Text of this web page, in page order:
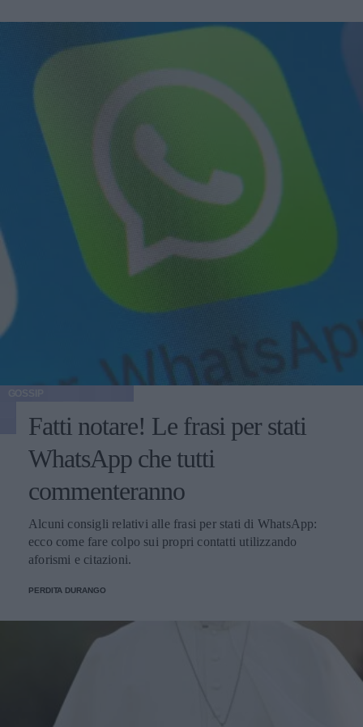
Fatti notare! Le frasi per stati
WhatsApp che tutti
commenteranno
Alcuni consigli relativi alle frasi per stati di WhatsApp:
ecco come fare colpo sui propri contatti utilizzando
aforismi e citazioni.
PERDITA DURANGO